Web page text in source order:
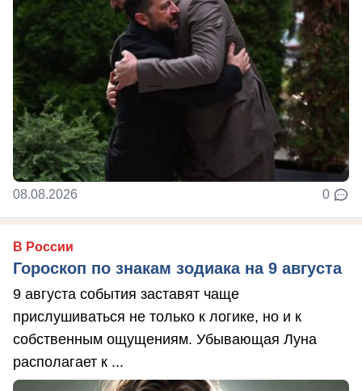
08.08.2026 0
В России
Гороскоп по знакам зодиака на 9 августа
9 августа события заставят чаще
прислушиваться не только к логике, но и к
собственным ощущениям. Убывающая Луна
располагает к ...